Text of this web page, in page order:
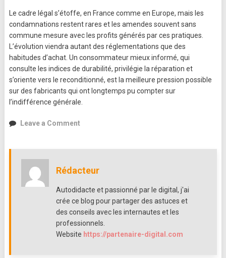
Le cadre légal s’étoffe, en France comme en Europe, mais les
condamnations restent rares et les amendes souvent sans
commune mesure avec les profits générés par ces pratiques.
L’évolution viendra autant des réglementations que des
habitudes d’achat. Un consommateur mieux informé, qui
consulte les indices de durabilité, privilégie la réparation et
s’oriente vers le reconditionné, est la meilleure pression possible
sur des fabricants qui ont longtemps pu compter sur
l’indifférence générale.
Leave a Commenton
comment
fabricants
raccourcissent
volontairement
la
vie
Rédacteur
Autodidacte et passionné par le digital, j'ai
crée ce blog pour partager des astuces et
des conseils avec les internautes et les
professionnels.
Website https://partenaire-digital.com